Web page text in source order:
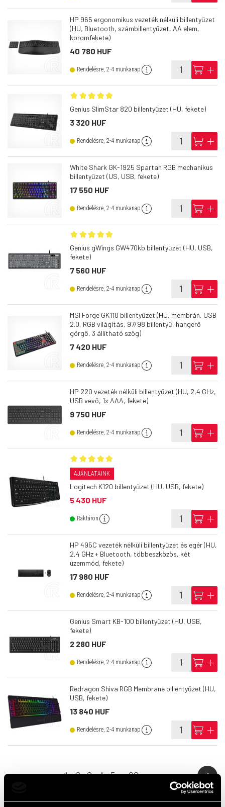
HP 965 ergonomikus vezeték nélküli billentyűzet
(HU, Bluetooth, számbillentyűzet, AA elem,
koromfekete)
40 780 HUF
Rendelésre, 2-4 munkanap info cart add
Genius SlimStar 820 billentyűzet (HU, fekete)
3 320 HUF
Rendelésre, 2-4 munkanap info cart add
White Shark GK-1925 Spartan RGB mechanikus
billentyűzet (US, USB, fekete)
17 550 HUF
Rendelésre, 2-4 munkanap info cart add
Genius gWings GW470kb billentyűzet (HU, USB,
fekete)
7 560 HUF
Rendelésre, 2-4 munkanap info cart add
MSI Forge GK110 billentyűzet (HU, membrán, USB
2.0, RGB világítás, 97/98 billentyű, hangerő
görgő, 3 állítható szög)
7 420 HUF
Rendelésre, 2-4 munkanap info cart add
HP 220 vezeték nélküli billentyűzet (HU, 2,4 GHz,
USB vevő, 1x AAA, fekete)
9 750 HUF
Rendelésre, 2-4 munkanap info cart add
AJÁNLATAINK
Logitech K120 billentyűzet (HU, USB, fekete)
5 430 HUF
Raktáron info cart add
HP 495C vezeték nélküli billentyűzet és egér (HU,
2,4 GHz + Bluetooth, többeszközös, két
üzemmód, fekete)
17 980 HUF
Rendelésre, 2-4 munkanap info cart add
Genius Smart KB-100 billentyűzet (HU, USB,
fekete)
2 280 HUF
Rendelésre, 2-4 munkanap info cart add
Redragon Shiva RGB Membrane billentyűzet (HU,
USB, fekete)
13 840 HUF
Rendelésre, 2-4 munkanap info cart add
1 2 3 4 5 ...22